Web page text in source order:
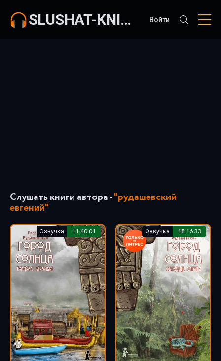
SLUSHAT-KNIGI.COM Войти
Слушать книги автора -"рудашевский
евгений"
Озвучка 11:40:01 Озвучка 18:16:33